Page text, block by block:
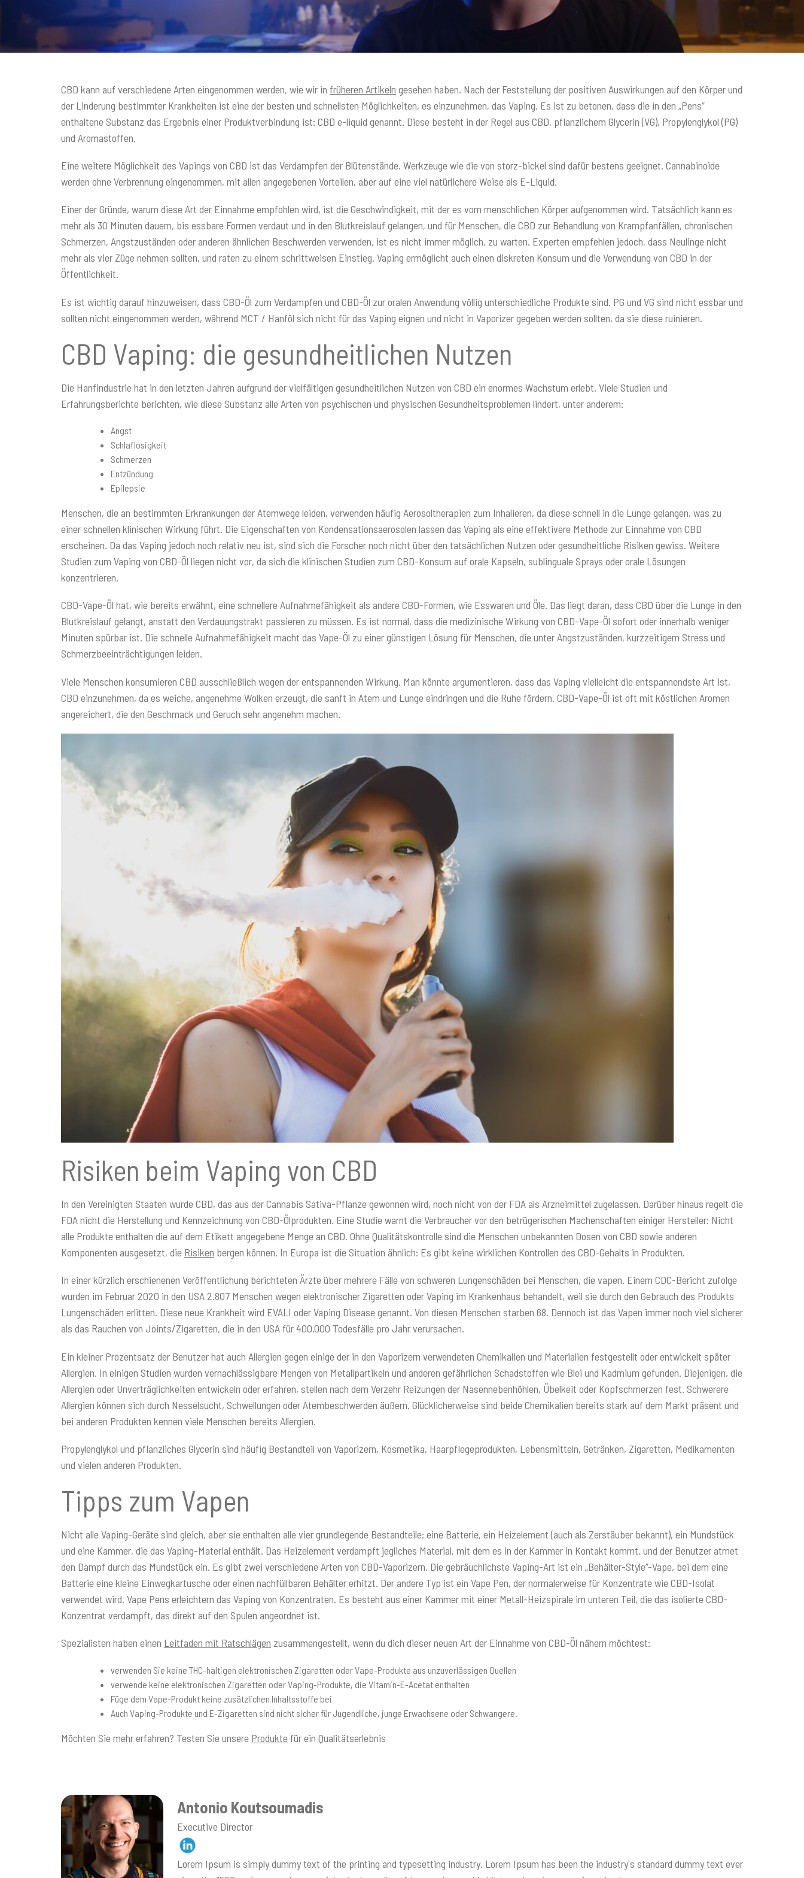
CBD kann auf verschiedene Arten eingenommen werden, wie wir in früheren Artikeln gesehen haben. Nach der Feststellung der positiven Auswirkungen auf den Körper und
der Linderung bestimmter Krankheiten ist eine der besten und schnellsten Möglichkeiten, es einzunehmen, das Vaping. Es ist zu betonen, dass die in den „Pens“
enthaltene Substanz das Ergebnis einer Produktverbindung ist: CBD e-liquid genannt. Diese besteht in der Regel aus CBD, pflanzlichem Glycerin (VG), Propylenglykol (PG)
und Aromastoffen.
Eine weitere Möglichkeit des Vapings von CBD ist das Verdampfen der Blütenstände. Werkzeuge wie die von storz-bickel sind dafür bestens geeignet. Cannabinoide
werden ohne Verbrennung eingenommen, mit allen angegebenen Vorteilen, aber auf eine viel natürlichere Weise als E-Liquid.
Einer der Gründe, warum diese Art der Einnahme empfohlen wird, ist die Geschwindigkeit, mit der es vom menschlichen Körper aufgenommen wird. Tatsächlich kann es
mehr als 30 Minuten dauern, bis essbare Formen verdaut und in den Blutkreislauf gelangen, und für Menschen, die CBD zur Behandlung von Krampfanfällen, chronischen
Schmerzen, Angstzuständen oder anderen ähnlichen Beschwerden verwenden, ist es nicht immer möglich, zu warten. Experten empfehlen jedoch, dass Neulinge nicht
mehr als vier Züge nehmen sollten, und raten zu einem schrittweisen Einstieg. Vaping ermöglicht auch einen diskreten Konsum und die Verwendung von CBD in der
Öffentlichkeit.
Es ist wichtig darauf hinzuweisen, dass CBD-Öl zum Verdampfen und CBD-Öl zur oralen Anwendung völlig unterschiedliche Produkte sind. PG und VG sind nicht essbar und
sollten nicht eingenommen werden, während MCT / Hanföl sich nicht für das Vaping eignen und nicht in Vaporizer gegeben werden sollten, da sie diese ruinieren.
CBD Vaping: die gesundheitlichen Nutzen
Die Hanfindustrie hat in den letzten Jahren aufgrund der vielfältigen gesundheitlichen Nutzen von CBD ein enormes Wachstum erlebt. Viele Studien und
Erfahrungsberichte berichten, wie diese Substanz alle Arten von psychischen und physischen Gesundheitsproblemen lindert, unter anderem:
Angst
Schlaflosigkeit
Schmerzen
Entzündung
Epilepsie
Menschen, die an bestimmten Erkrankungen der Atemwege leiden, verwenden häufig Aerosoltherapien zum Inhalieren, da diese schnell in die Lunge gelangen, was zu
einer schnellen klinischen Wirkung führt. Die Eigenschaften von Kondensationsaerosolen lassen das Vaping als eine effektivere Methode zur Einnahme von CBD
erscheinen. Da das Vaping jedoch noch relativ neu ist, sind sich die Forscher noch nicht über den tatsächlichen Nutzen oder gesundheitliche Risiken gewiss. Weitere
Studien zum Vaping von CBD-Öl liegen nicht vor, da sich die klinischen Studien zum CBD-Konsum auf orale Kapseln, sublinguale Sprays oder orale Lösungen
konzentrieren.
CBD-Vape-Öl hat, wie bereits erwähnt, eine schnellere Aufnahmefähigkeit als andere CBD-Formen, wie Esswaren und Öle. Das liegt daran, dass CBD über die Lunge in den
Blutkreislauf gelangt, anstatt den Verdauungstrakt passieren zu müssen. Es ist normal, dass die medizinische Wirkung von CBD-Vape-Öl sofort oder innerhalb weniger
Minuten spürbar ist. Die schnelle Aufnahmefähigkeit macht das Vape-Öl zu einer günstigen Lösung für Menschen, die unter Angstzuständen, kurzzeitigem Stress und
Schmerzbeeinträchtigungen leiden.
Viele Menschen konsumieren CBD ausschließlich wegen der entspannenden Wirkung. Man könnte argumentieren, dass das Vaping vielleicht die entspannendste Art ist,
CBD einzunehmen, da es weiche, angenehme Wolken erzeugt, die sanft in Atem und Lunge eindringen und die Ruhe fördern. CBD-Vape-Öl ist oft mit köstlichen Aromen
angereichert, die den Geschmack und Geruch sehr angenehm machen.
Risiken beim Vaping von CBD
In den Vereinigten Staaten wurde CBD, das aus der Cannabis Sativa-Pflanze gewonnen wird, noch nicht von der FDA als Arzneimittel zugelassen. Darüber hinaus regelt die
FDA nicht die Herstellung und Kennzeichnung von CBD-Ölprodukten. Eine Studie warnt die Verbraucher vor den betrügerischen Machenschaften einiger Hersteller: Nicht
alle Produkte enthalten die auf dem Etikett angegebene Menge an CBD. Ohne Qualitätskontrolle sind die Menschen unbekannten Dosen von CBD sowie anderen
Komponenten ausgesetzt, die Risiken bergen können. In Europa ist die Situation ähnlich: Es gibt keine wirklichen Kontrollen des CBD-Gehalts in Produkten.
In einer kürzlich erschienenen Veröffentlichung berichteten Ärzte über mehrere Fälle von schweren Lungenschäden bei Menschen, die vapen. Einem CDC-Bericht zufolge
wurden im Februar 2020 in den USA 2.807 Menschen wegen elektronischer Zigaretten oder Vaping im Krankenhaus behandelt, weil sie durch den Gebrauch des Produkts
Lungenschäden erlitten. Diese neue Krankheit wird EVALI oder Vaping Disease genannt. Von diesen Menschen starben 68. Dennoch ist das Vapen immer noch viel sicherer
als das Rauchen von Joints/Zigaretten, die in den USA für 400.000 Todesfälle pro Jahr verursachen.
Ein kleiner Prozentsatz der Benutzer hat auch Allergien gegen einige der in den Vaporizern verwendeten Chemikalien und Materialien festgestellt oder entwickelt später
Allergien. In einigen Studien wurden vernachlässigbare Mengen von Metallpartikeln und anderen gefährlichen Schadstoffen wie Blei und Kadmium gefunden. Diejenigen, die
Allergien oder Unverträglichkeiten entwickeln oder erfahren, stellen nach dem Verzehr Reizungen der Nasennebenhöhlen, Übelkeit oder Kopfschmerzen fest. Schwerere
Allergien können sich durch Nesselsucht, Schwellungen oder Atembeschwerden äußern. Glücklicherweise sind beide Chemikalien bereits stark auf dem Markt präsent und
bei anderen Produkten kennen viele Menschen bereits Allergien.
Propylenglykol und pflanzliches Glycerin sind häufig Bestandteil von Vaporizern, Kosmetika, Haarpflegeprodukten, Lebensmitteln, Getränken, Zigaretten, Medikamenten
und vielen anderen Produkten.
Tipps zum Vapen
Nicht alle Vaping-Geräte sind gleich, aber sie enthalten alle vier grundlegende Bestandteile: eine Batterie, ein Heizelement (auch als Zerstäuber bekannt), ein Mundstück
und eine Kammer, die das Vaping-Material enthält. Das Heizelement verdampft jegliches Material, mit dem es in der Kammer in Kontakt kommt, und der Benutzer atmet
den Dampf durch das Mundstück ein. Es gibt zwei verschiedene Arten von CBD-Vaporizern. Die gebräuchlichste Vaping-Art ist ein „Behälter-Style“-Vape, bei dem eine
Batterie eine kleine Einwegkartusche oder einen nachfüllbaren Behälter erhitzt. Der andere Typ ist ein Vape Pen, der normalerweise für Konzentrate wie CBD-Isolat
verwendet wird. Vape Pens erleichtern das Vaping von Konzentraten. Es besteht aus einer Kammer mit einer Metall-Heizspirale im unteren Teil, die das isolierte CBD-
Konzentrat verdampft, das direkt auf den Spulen angeordnet ist.
Spezialisten haben einen Leitfaden mit Ratschlägen zusammengestellt, wenn du dich dieser neuen Art der Einnahme von CBD-Öl nähern möchtest:
verwenden Sie keine THC-haltigen elektronischen Zigaretten oder Vape-Produkte aus unzuverlässigen Quellen
verwende keine elektronischen Zigaretten oder Vaping-Produkte, die Vitamin-E-Acetat enthalten
Füge dem Vape-Produkt keine zusätzlichen Inhaltsstoffe bei
Auch Vaping-Produkte und E-Zigaretten sind nicht sicher für Jugendliche, junge Erwachsene oder Schwangere.
Möchten Sie mehr erfahren? Testen Sie unsere Produkte für ein Qualitätserlebnis
Antonio Koutsoumadis
Executive Director
Lorem Ipsum is simply dummy text of the printing and typesetting industry. Lorem Ipsum has been the industry's standard dummy text ever